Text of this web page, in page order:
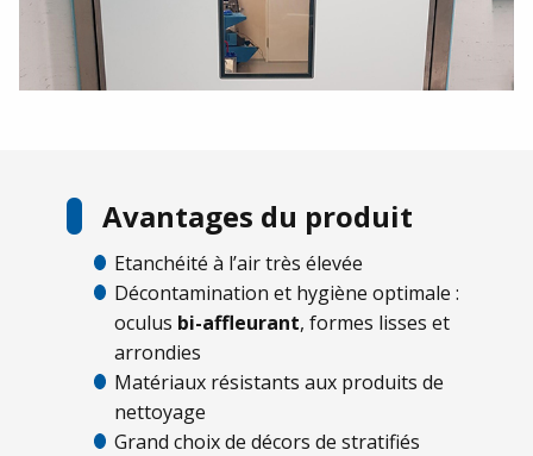
Avantages du produit
Etanchéité à l’air très élevée
Décontamination et hygiène optimale :
oculus bi-affleurant, formes lisses et
arrondies
Matériaux résistants aux produits de
nettoyage
Grand choix de décors de stratifiés